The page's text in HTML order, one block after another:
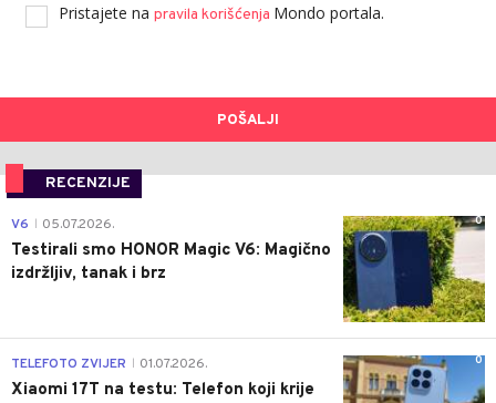
Pristajete na pravila korišćenja Mondo portala.
POŠALJI
RECENZIJE
0
V6 05.07.2026.
Testirali smo HONOR Magic V6: Magično
izdržljiv, tanak i brz
0
TELEFOTO ZVIJER 01.07.2026.
Xiaomi 17T na testu: Telefon koji krije